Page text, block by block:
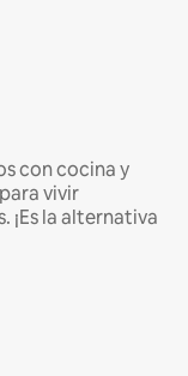
con cocina y
vivir
¡Es la alternativa